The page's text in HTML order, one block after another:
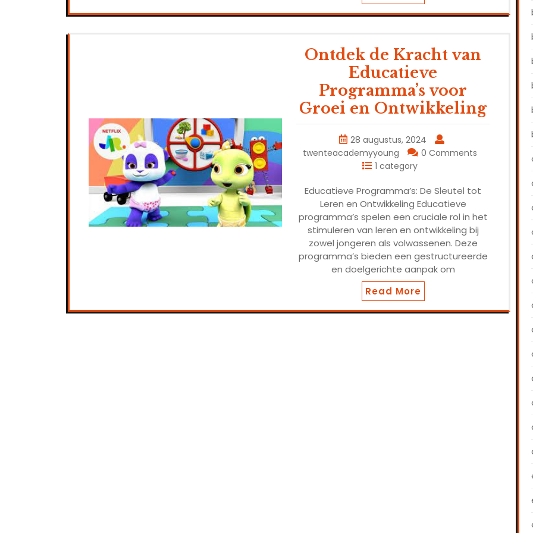
Ontdek de Kracht van
Educatieve
Programma’s voor
Groei en Ontwikkeling
28 augustus, 2024
twenteacademyyoung
0 Comments
1 category
Educatieve Programma’s: De Sleutel tot
Leren en Ontwikkeling Educatieve
programma’s spelen een cruciale rol in het
stimuleren van leren en ontwikkeling bij
zowel jongeren als volwassenen. Deze
programma’s bieden een gestructureerde
en doelgerichte aanpak om
Read More